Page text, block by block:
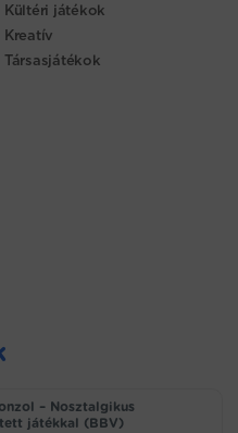
Kültéri játékok
Kreatív
Társasjátékok
– Nosztalgikus
játékkal (BBV)